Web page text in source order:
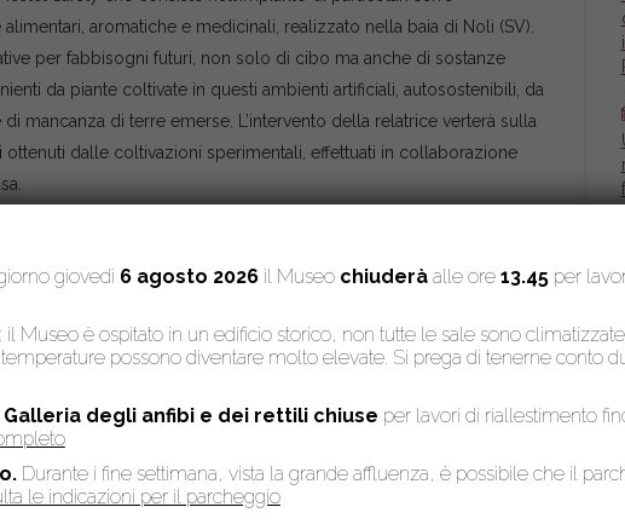
aromatiche e medicinali, realizzato nella baia di Noli (SV).
per fabbisogni futuri, non solo di cibo ma anche di sostanze
da piante coltivate in questi ambienti artificiali, autosostenibili, da
mancanza di terre emerse. L’intervento della relatrice verterà sulla
dalle coltivazioni sperimentali, effettuati in collaborazione
dei Georgofili – Pisa
giovedì 6 agosto 2026il Museo chiuderàalle ore13.45per
: il Museo è ospitato in un edificio storico, non tutte le sale sono
possono diventare molto elevate. Si prega di tenerne conto
Galleria degli anfibi e dei rettili chiuse per lavori di riallestimento
Durante i fine settimana, vista la grande affluenza, è possibile che il
le indicazioni per il parcheggio